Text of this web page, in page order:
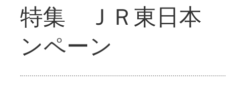
特集 ＪＲ東日本
ンペーン